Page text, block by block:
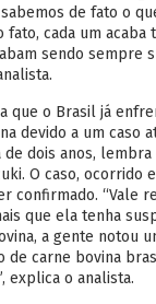
de fato o
fato, cada um acaba
sendo sempre
que o Brasil já
devido a um caso
dois anos, lembra
O caso, ocorrido
confirmado. “Vale
que ela tenha
a gente notou
de carne bovina
explica o analista.